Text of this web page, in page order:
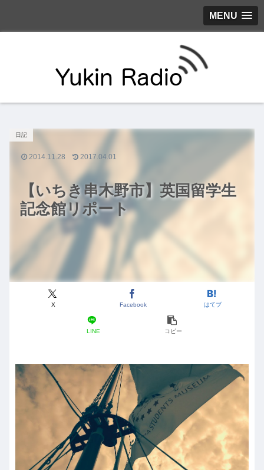
MENU
【いちき串木野市】英国留学生
記念館リポート
日記
X Facebook はてブ
LINE コピー
2014.11.28 2017.04.01